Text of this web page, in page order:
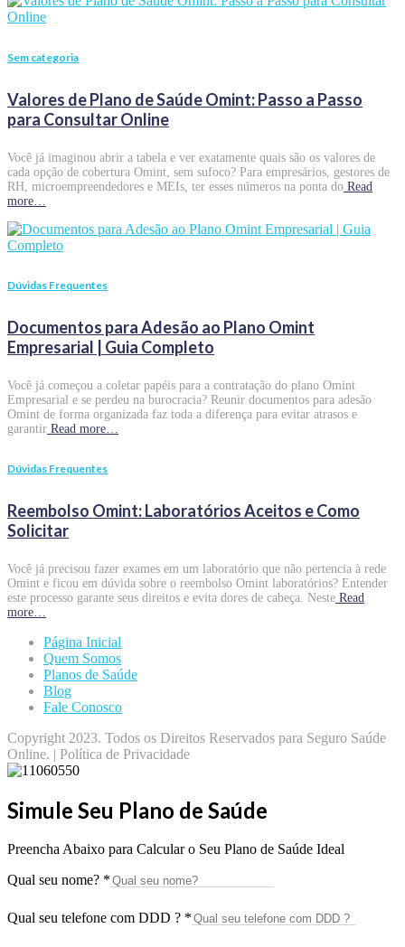
Sem categoria
Valores de Plano de Saúde Omint: Passo a Passo
para Consultar Online
Você já imaginou abrir a tabela e ver exatamente quais são os valores de
cada opção de cobertura Omint, sem sufoco? Para empresários, gestores de
RH, microempreendedores e MEIs, ter esses números na ponta do Read
more…
Dúvidas Frequentes
Documentos para Adesão ao Plano Omint
Empresarial | Guia Completo
Você já começou a coletar papéis para a contratação do plano Omint
Empresarial e se perdeu na burocracia? Reunir documentos para adesão
Omint de forma organizada faz toda a diferença para evitar atrasos e
garantir Read more…
Dúvidas Frequentes
Reembolso Omint: Laboratórios Aceitos e Como
Solicitar
Você já precisou fazer exames em um laboratório que não pertencia à rede
Omint e ficou em dúvida sobre o reembolso Omint laboratórios? Entender
este processo garante seus direitos e evita dores de cabeça. Neste Read
more…
Página Inicial
Quem Somos
Planos de Saúde
Blog
Fale Conosco
Copyright 2023. Todos os Direitos Reservados para Seguro Saúde
Online. | Política de Privacidade
Simule Seu Plano de Saúde
Preencha Abaixo para Calcular o Seu Plano de Saúde Ideal
Qual seu nome? *
Qual seu telefone com DDD ? *